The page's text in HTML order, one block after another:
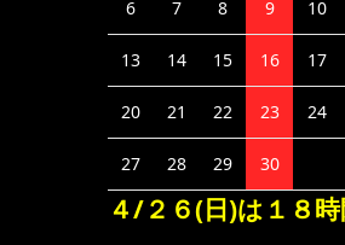
6 7 8 9 10
13 14 15 16 17
20 21 22 23 24
27 28 29 30
４/２６(日)は１８